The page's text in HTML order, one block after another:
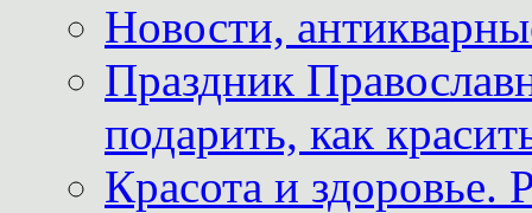
Новости,
Праздник
подарить, как
Красота и здоровье.